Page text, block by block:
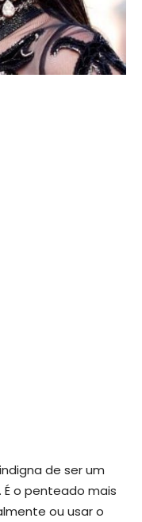
de ser um
É o penteado mais
ou usar o